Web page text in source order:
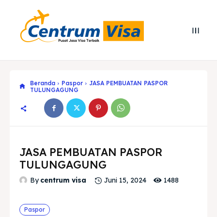
Beranda Paspor
JASA PEMBUATAN PASPOR
TULUNGAGUNG
JASA PEMBUATAN PASPOR
TULUNGAGUNG
By centrum visa Juni 15, 2024 1488
Paspor